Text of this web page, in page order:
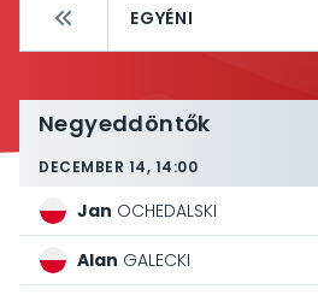
Negyeddöntők
DECEMBER 14, 14:00
Jan OCHEDALSKI
Alan GALECKI